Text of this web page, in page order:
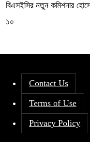
বিএসইসির নতুন কমিশনার
১০
Contact Us
Terms of Use
Privacy Policy